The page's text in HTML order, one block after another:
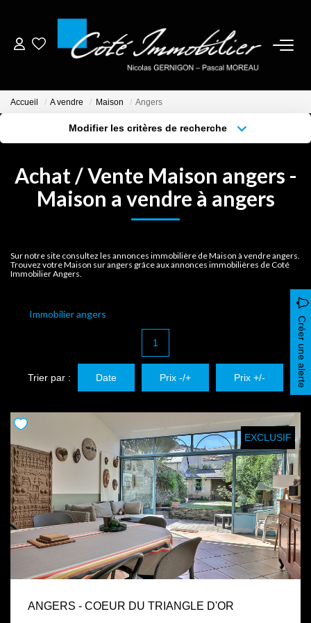
ESTIMER
NOTRE AGENCE
Accueil A vendre Maison Angers
Modifier les critères de recherche
Surface min Budget max
Achat / Vente Maison angers -
Maison a vendre à angers
Sur notre site consultez les annonces immobilière de Maison à vendre angers.
Trouvez votre Maison sur angers grâce aux annonces immobilières de Coté
Immobilier Angers.
Immobilier angers
Créer une alerte
1
Trier par : Date Prix -/+ Prix +/-
EXCLUSIF
ANGERS - COEUR DU TRIANGLE D'OR